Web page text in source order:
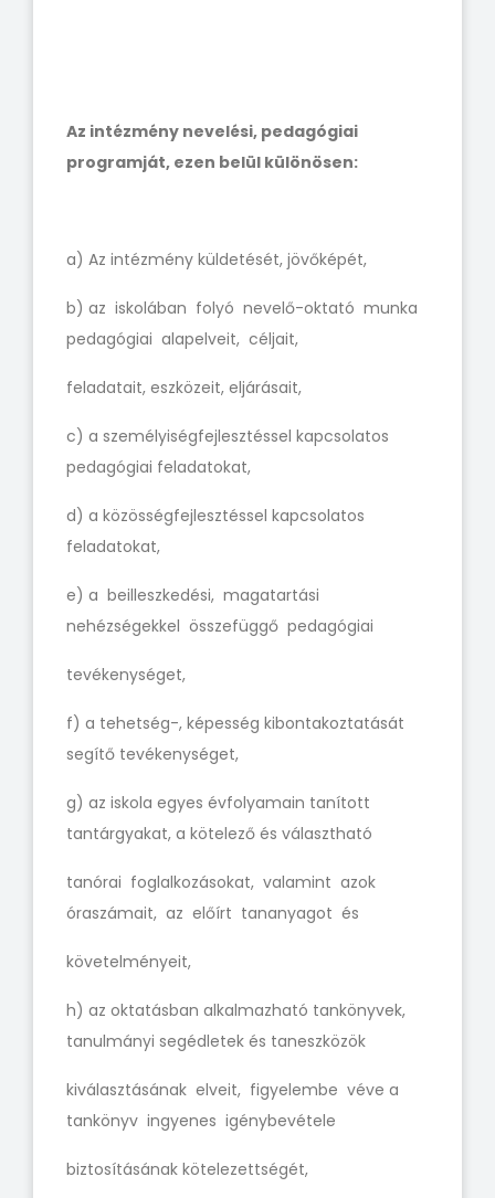
Az intézmény nevelési, pedagógiai
programját, ezen belül különösen:
a) Az intézmény küldetését, jövőképét,
b) az iskolában folyó nevelő-oktató munka
pedagógiai alapelveit, céljait,
feladatait, eszközeit, eljárásait,
c) a személyiségfejlesztéssel kapcsolatos
pedagógiai feladatokat,
d) a közösségfejlesztéssel kapcsolatos
feladatokat,
e) a beilleszkedési, magatartási
nehézségekkel összefüggő pedagógiai
tevékenységet,
f) a tehetség-, képesség kibontakoztatását
segítő tevékenységet,
g) az iskola egyes évfolyamain tanított
tantárgyakat, a kötelező és választható
tanórai foglalkozásokat, valamint azok
óraszámait, az előírt tananyagot és
követelményeit,
h) az oktatásban alkalmazható tankönyvek,
tanulmányi segédletek és taneszközök
kiválasztásának elveit, figyelembe véve a
tankönyv ingyenes igénybevétele
biztosításának kötelezettségét,